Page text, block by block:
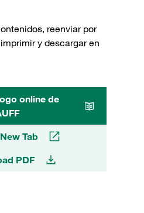
reenviar por
y descargar en
online de
Tab
PDF